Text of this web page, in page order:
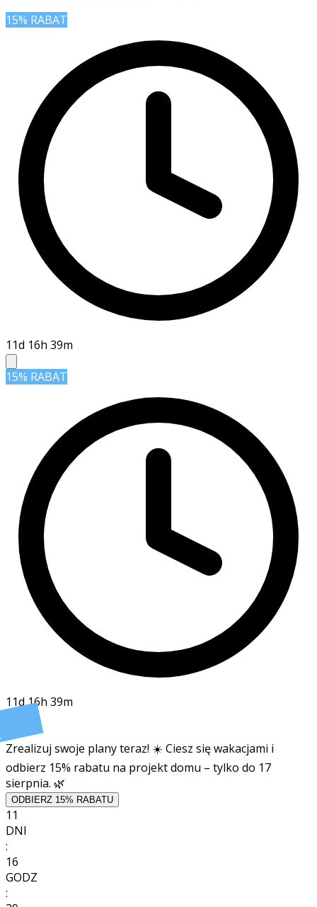
15% RABAT
11d 16h 39m
15% RABAT
11d 16h 39m
Zrealizuj swoje plany teraz! ☀️ Ciesz się wakacjami i
odbierz 15% rabatu na projekt domu – tylko do 17
sierpnia. 🌿
ODBIERZ 15% RABATU
11
DNI
:
16
GODZ
: